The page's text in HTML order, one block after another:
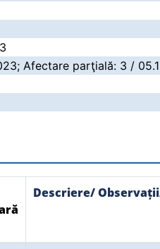
Afectare parţială: 3 /
Descriere/